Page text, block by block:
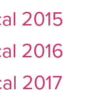
2015
2016
2017